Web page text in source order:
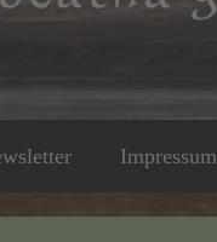
Impressum